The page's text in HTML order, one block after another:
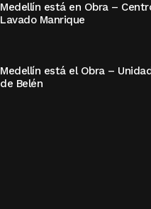
Medellín está en Obra –
Lavado Manrique
Medellín está el Obra –
de Belén